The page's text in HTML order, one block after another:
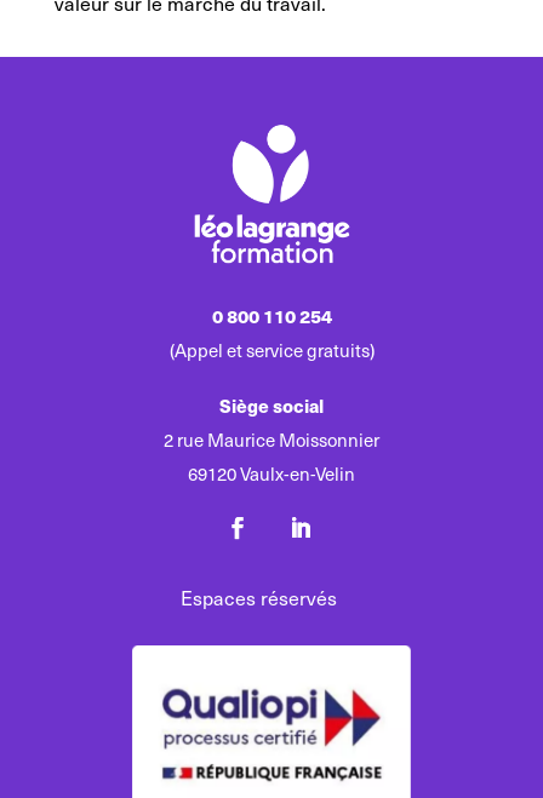
0 800 110 254
(Appel et service gratuits)
Siège social
2 rue Maurice Moissonnier
69120 Vaulx-en-Velin
Espaces réservés